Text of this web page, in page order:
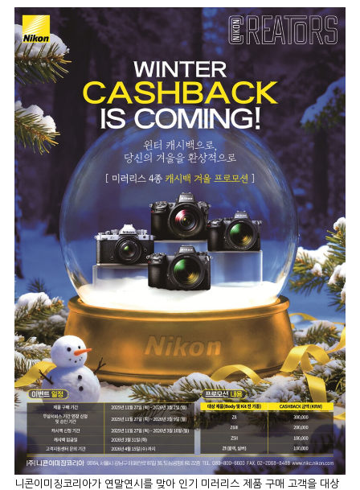
니콘이미징코리아가 연말연시를 맞아 인기 미러리스 제품 구매 고객을 대상